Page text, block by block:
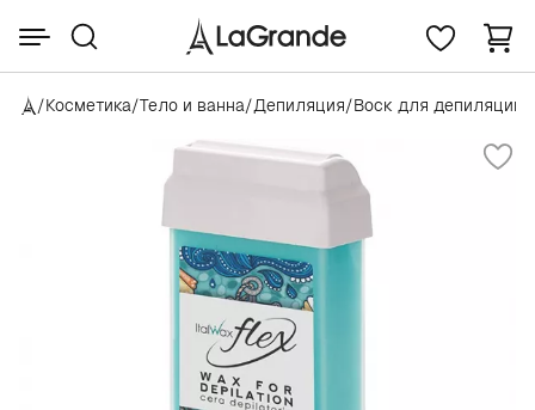
/Косметика/Тело и ванна/Депиляция/Воск для депиляции